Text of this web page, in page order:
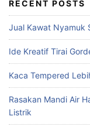
RECENT POSTS
Jual Kawat Nyamuk
Ide Kreatif Tirai
Kaca Tempered
Rasakan Mandi Air
Listrik